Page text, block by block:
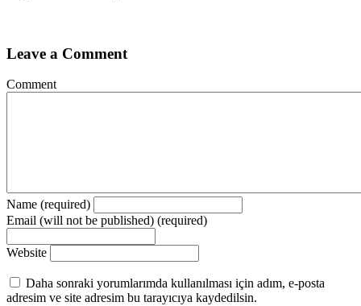
Leave a Comment
Comment
Name (required)
Email (will not be published) (required)
Website
Daha sonraki yorumlarımda kullanılması için adım, e-posta
adresim ve site adresim bu tarayıcıya kaydedilsin.